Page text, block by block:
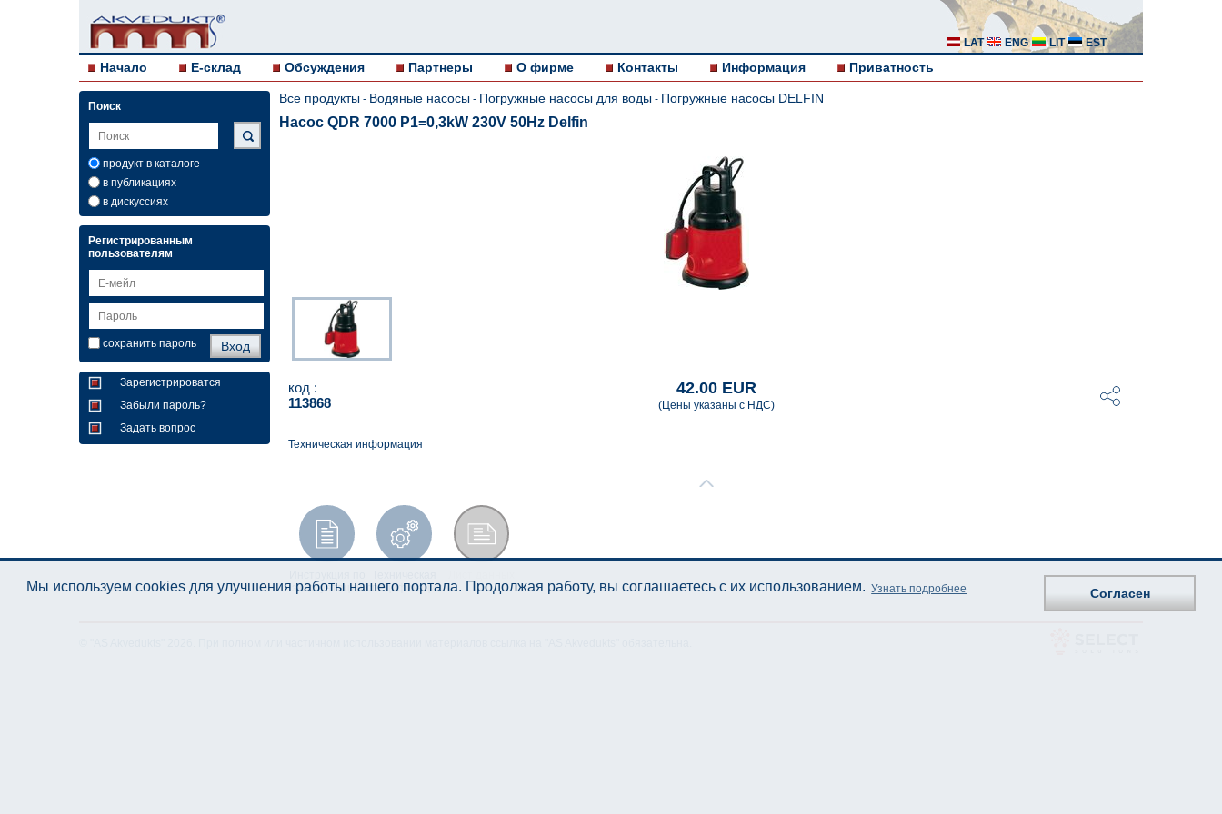
LAT ENG LIT EST
Начало E-склад Обсуждения Партнеры О фирме Контакты Информация Приватность
Поиск
продукт в каталоге
в публикациях
в дискуссиях
Регистрированным
пользователям
сохранить пароль
Зарегистрироватся
Забыли пароль?
Задать вопрос
Все продукты - Водяные насосы - Погружные насосы для воды - Погружные насосы DELFIN
Насос QDR 7000 P1=0,3kW 230V 50Hz Delfin
код :
113868
42.00 EUR
(Цены указаны с НДС)
Техническая информация
эксплуатации спецификация
Мы используем cookies для улучшения работы нашего портала. Продолжая работу, вы соглашаетесь с их использованием. Узнать подробнее Согласен